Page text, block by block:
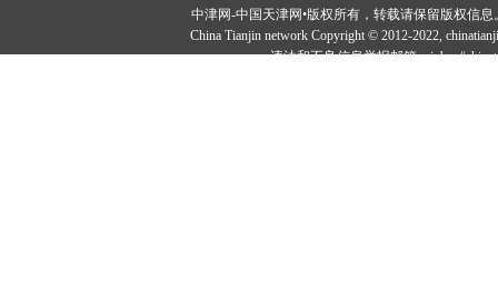
中津网-中国天津网•版权所有，转载请保留版权信息
China Tianjin network Copyright © 2012-2022,
违法和不良信息举报邮箱：